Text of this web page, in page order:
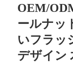
OEM/
ールナッ
いフラッ
デザイン